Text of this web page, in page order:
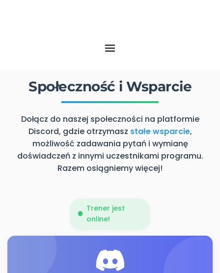
Społeczność i Wsparcie
Dołącz do naszej społeczności na platformie
Discord, gdzie otrzymasz stałe wsparcie,
możliwość zadawania pytań i wymianę
doświadczeń z innymi uczestnikami programu.
Razem osiągniemy więcej!
Trener jest
online!